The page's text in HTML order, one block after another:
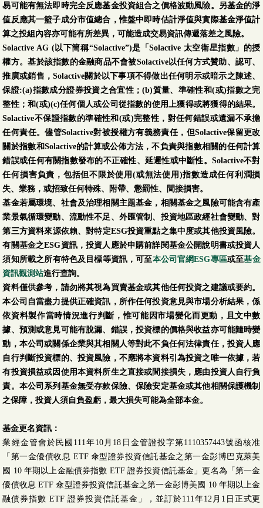
易可能有無法即時完全反應基金投資組合之價格波動風險。另基金的淨
值反應其一籃子成分市值總合，惟盤中即時估計淨值與實際基金淨值計
算之投組內容亦可能有所差異，可能造成交易資訊傳遞落差之風險。
Solactive AG (以下簡稱“Solactive”)是「Solactive 太空衛星指數」的授
權方。基於該指數的金融商品不會被Solactive以任何方式贊助、認可、
推廣或銷售，Solactive關於以下事項不得做出任何明示或暗示之陳述、
保證:(a)指數成分證券投資之合宜性；(b)質量、準確性和(或)指數之完
整性；和(或)(c)任何個人或公司從指數的使用上獲得或將獲得的結果。
Solactive不保證指數的準確性和(或)完整性，對任何錯誤或遺漏不承擔
任何責任。儘管Solactive對被授權方有義務責任，但Solactive保留更改
關於指數和Solactive的計算或公佈方法，不負責與指數相關的任何計算
錯誤或任何有關指數發布的不正確性、延遲性或中斷性。Solactive不對
任何損害負責，包括但不限於使用(或無法使用)指數造成任何利潤損
失、業務，或招致任何特殊、附帶、懲罰性、間接損害。
基金若屬環境、社會及治理相關主題基金，相關基金之風險可能含有產
業景氣循環變動、流動性不足、外匯管制、投資地區政經社會變動、對
第三方資料來源依賴、對特定ESG投資重點之集中度或其他投資風險。
有關基金之ESG資訊，投資人應於申購前詳閱基金公開說明書或投資人
須知所載之所有特色及目標等資訊，可至本公司官網ESG專區或至基金
資訊觀測站進行查詢。
資料僅供參考，請勿將其視為買賣基金或其他任何投資之建議或要約。
本公司自當盡力提供正確資訊，所作任何投資意見與市場分析結果，係
依資料製作當時情況進行判斷，惟可能因市場變化而更動，且文中數
據、預測或意見可能有脫漏、錯誤，投資標的價格與收益亦可能隨時變
動，本公司或關係企業與其相關人等對此不負任何法律責任，投資人應
自行判斷投資標的、投資風險，不應將本資料引為投資之唯一依據，若
有投資損益或因使用本資料所生之直接或間接損失，應由投資人自行負
責。本公司系列基金無受存款保險、保險安定基金或其他相關保護機制
之保障，投資人須自負盈虧，最大損失可能為全部本金。
基金更名資訊：
業經金管會於民國111年10月18日金管證投字第1110357443號函核准
「第一金優債收息 ETF 傘型證券投資信託基金之第一金彭博巴克萊美
國 10 年期以上金融債券指數 ETF 證券投資信託基金」更名為「第一金
優債收息 ETF 傘型證券投資信託基金之第一金彭博美國 10 年期以上金
融債券指數 ETF 證券投資信託基金」，並訂於111年12月1日正式更